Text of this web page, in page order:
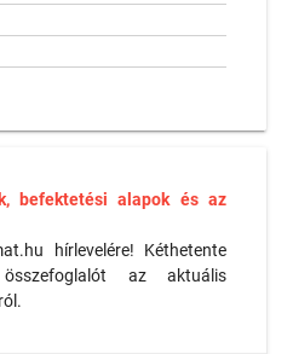
befektetési alapok és az
hírlevelére! Kéthetente
az aktuális